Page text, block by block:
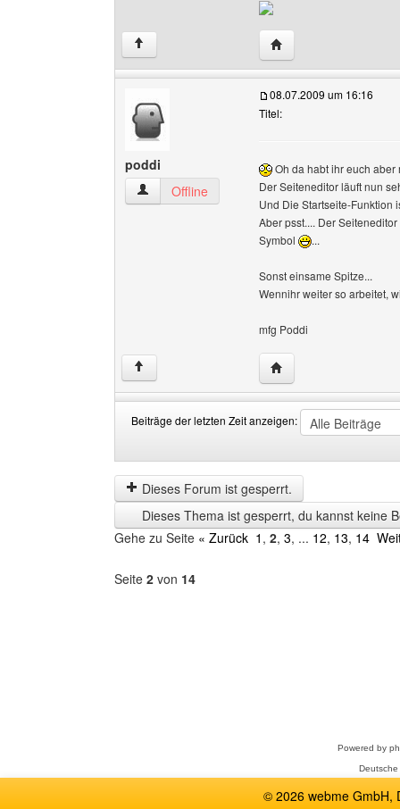
↑ Website dieses
poddi
poddi Benutzer-Profile anzeigen
Offline
08.07.2009 um 16:16
Titel:
Oh da habt ihr euch
Der Seiteneditor läuft nun
Und Die Startseite-Funktion
Aber psst.... Der
Symbol
...
Sonst einsame Spitze...
Wennihr weiter so arbeitet,
mfg Poddi
↑ Website dieses
Beiträge der letzten Zeit anzeigen:
der
letzten
Zeit
anzeigen
by
Dieses Forum ist gesperrt.
Dieses Thema ist gesperrt, du kannst keine
Gehe zu Seite « Zurück 1 , 2, 3, ... 12, 13, 14
Seite 2 von 14
Powered by
© 2026 webme GmbH,